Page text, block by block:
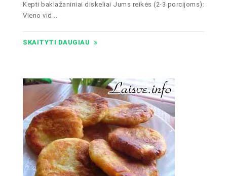
Kepti baklažaniniai diskeliai Jums reikės (2-3 porcijoms):
Vieno vid...
SKAITYTI DAUGIAU